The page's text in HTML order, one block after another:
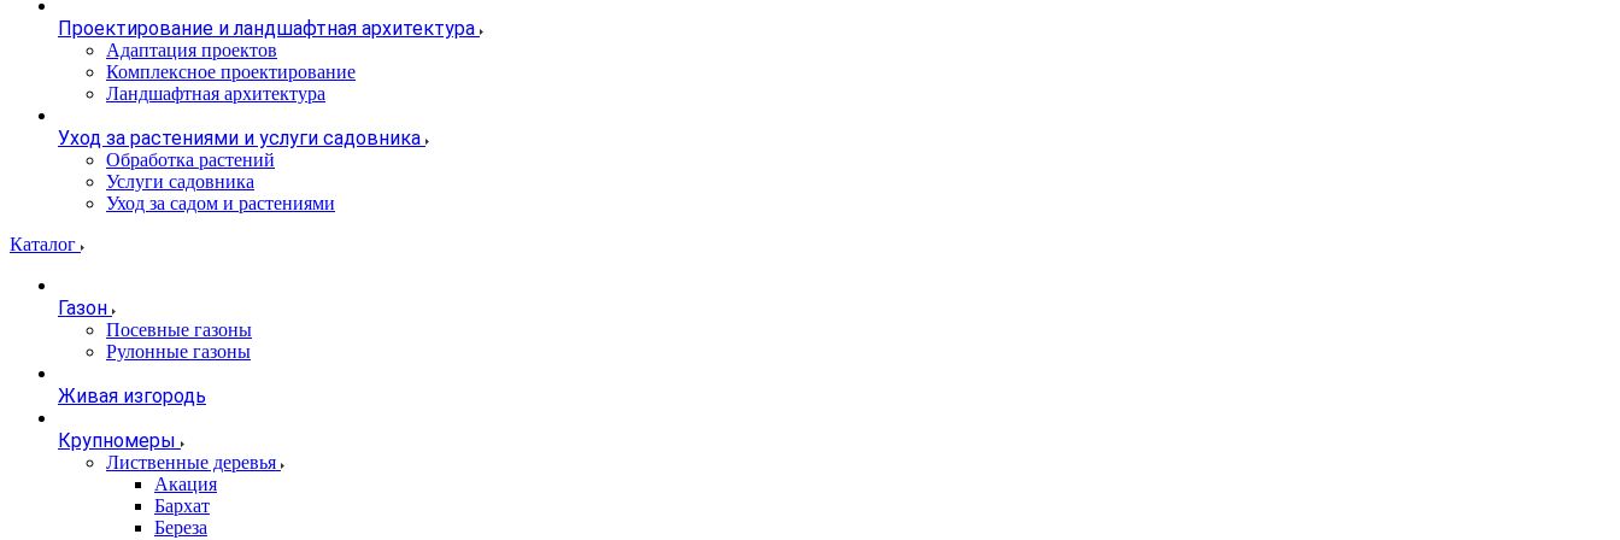
Проектирование и ландшафтная архитектура
Адаптация проектов
Комплексное проектирование
Ландшафтная архитектура
Уход за растениями и услуги садовника
Обработка растений
Услуги садовника
Уход за садом и растениями
Каталог
Газон
Посевные газоны
Рулонные газоны
Живая изгородь
Крупномеры
Лиственные деревья
Акация
Бархат
Береза